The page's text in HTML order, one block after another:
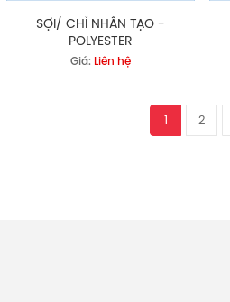
SỢI/ CHỈ NHÂN TẠO -
POLYESTER
Giá: Liên hệ
1 2